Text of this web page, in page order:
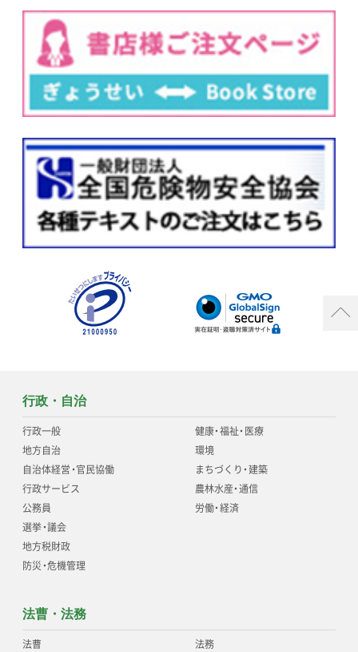
行政・自治
行政一般
地方自治
自治体経営・官民協働
行政サービス
公務員
選挙・議会
地方税財政
防災・危機管理
健康・福祉・医療
環境
まちづくり・建築
農林水産・通信
労働・経済
法曹・法務
法曹 法務